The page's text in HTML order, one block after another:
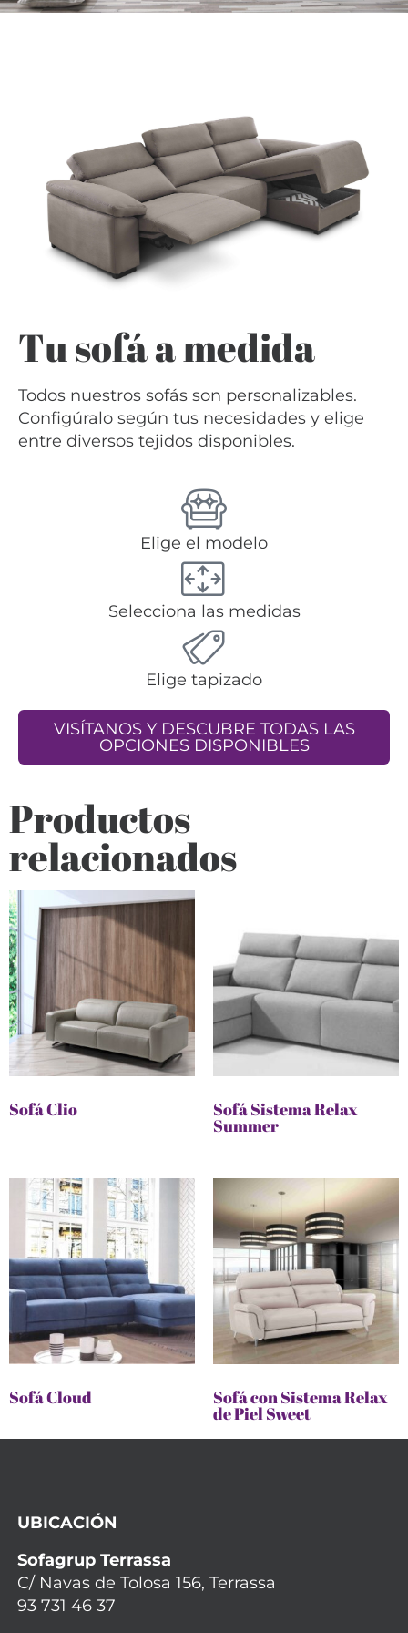
Tu sofá a medida
Todos nuestros sofás son personalizables.
Configúralo según tus necesidades y elige
entre diversos tejidos disponibles.
Elige el modelo
Selecciona las medidas
Elige tapizado
VISÍTANOS Y DESCUBRE TODAS LAS
OPCIONES DISPONIBLES
Productos
relacionados
Sofá Clio Sofá Sistema Relax
Summer
Sofá Cloud Sofá con Sistema Relax
de Piel Sweet
UBICACIÓN
Sofagrup Terrassa
C/ Navas de Tolosa 156, Terrassa
93 731 46 37